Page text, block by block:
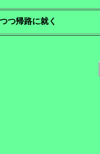
つ帰路に就く